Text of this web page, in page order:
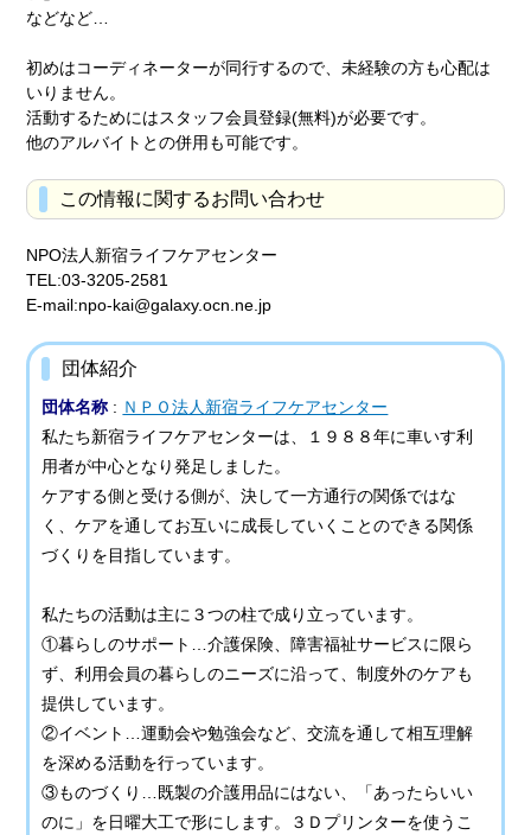
などなど…
初めはコーディネーターが同行するので、未経験の方も心配は
いりません。
活動するためにはスタッフ会員登録(無料)が必要です。
他のアルバイトとの併用も可能です。
この情報に関するお問い合わせ
NPO法人新宿ライフケアセンター
TEL:03-3205-2581
E-mail:npo-kai@galaxy.ocn.ne.jp
団体紹介
団体名称 : ＮＰＯ法人新宿ライフケアセンター
私たち新宿ライフケアセンターは、１９８８年に車いす利
用者が中心となり発足しました。
ケアする側と受ける側が、決して一方通行の関係ではな
く、ケアを通してお互いに成長していくことのできる関係
づくりを目指しています。
私たちの活動は主に３つの柱で成り立っています。
①暮らしのサポート…介護保険、障害福祉サービスに限ら
ず、利用会員の暮らしのニーズに沿って、制度外のケアも
提供しています。
②イベント…運動会や勉強会など、交流を通して相互理解
を深める活動を行っています。
③ものづくり…既製の介護用品にはない、「あったらいい
のに」を日曜大工で形にします。３Ｄプリンターを使うこ